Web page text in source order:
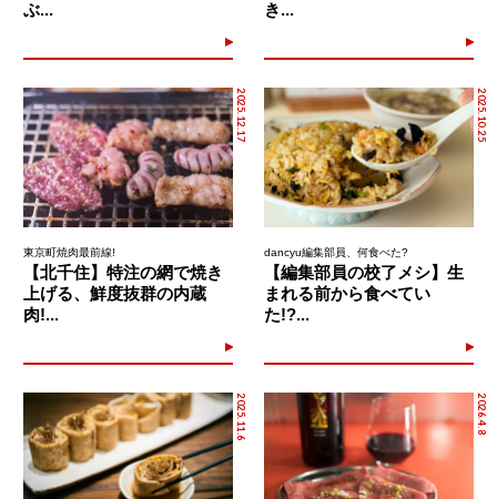
ぶ...
き...
2025.12.17
東京町焼肉最前線!
【北千住】特注の網で焼き
上げる、鮮度抜群の内蔵
肉!...
2025.10.25
dancyu編集部員、何食べた?
【編集部員の校了メシ】生
まれる前から食べてい
た!?...
2025.11.6 2026.4.8